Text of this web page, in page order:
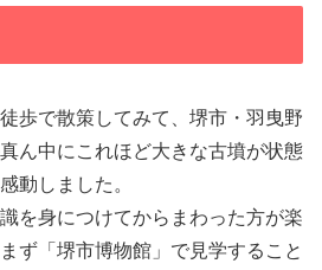
歩で散策してみて、堺市・羽曳野
ん中にこれほど大きな古墳が状態
動しました。
を身につけてからまわった方が楽
ず「堺市博物館」で見学すること